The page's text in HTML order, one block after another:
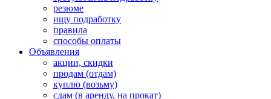
резюме
ищу подработку
правила
способы оплаты
Объявления
акции, скидки
продам (отдам)
куплю (возьму)
сдам (в аренду, на прокат)